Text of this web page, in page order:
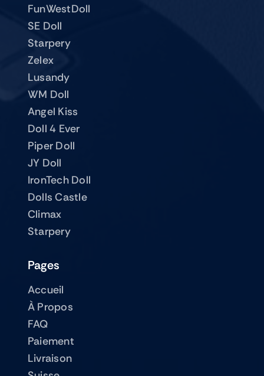
FunWestDoll
SE Doll
Starpery
Zelex
Lusandy
WM Doll
Angel Kiss
Doll 4 Ever
Piper Doll
JY Doll
IronTech Doll
Dolls Castle
Climax
Starpery
Pages
Accueil
À Propos
FAQ
Paiement
Livraison